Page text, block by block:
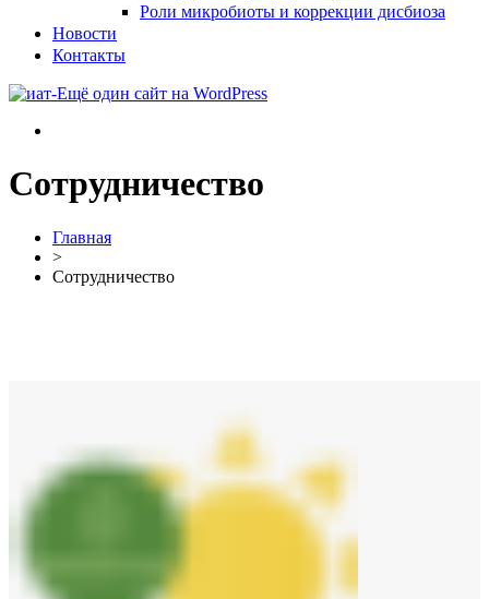
Роли микробиоты и коррекции дисбиоза
Новости
Контакты
Сотрудничество
Главная
>
Сотрудничество